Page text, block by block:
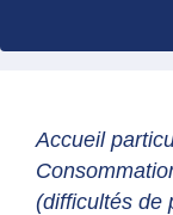
Accueil
(difficultés de